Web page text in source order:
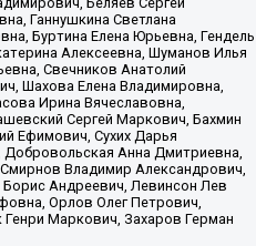
Ганнушкина Светлана
Буртина Елена Юрьевна, Гендель
Алексеевна, Шуманов Илья
Свечников Анатолий
Шахова Елена Владимировна,
Ирина Вячеславовна,
Сергей Маркович, Бахмин
Ефимович, Сухих Дарья
Анна Дмитриевна,
Владимир Александрович,
Андреевич, Левинсон Лев
Орлов Олег Петрович,
Маркович, Захаров Герман